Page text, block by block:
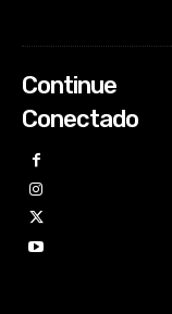
Continue
Conectado